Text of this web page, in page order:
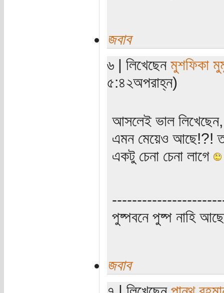
জবাব
৬ | লিখেছেন মুশফিকা
৫:৪২অপরাহ্ন)
আসলেই ভাল লিখেছেন,
এমন মেয়েও আছে!?!
একটু চেনা চেনা লাগে
পুষ্পবনে পুষ্প নাহি
জবাব